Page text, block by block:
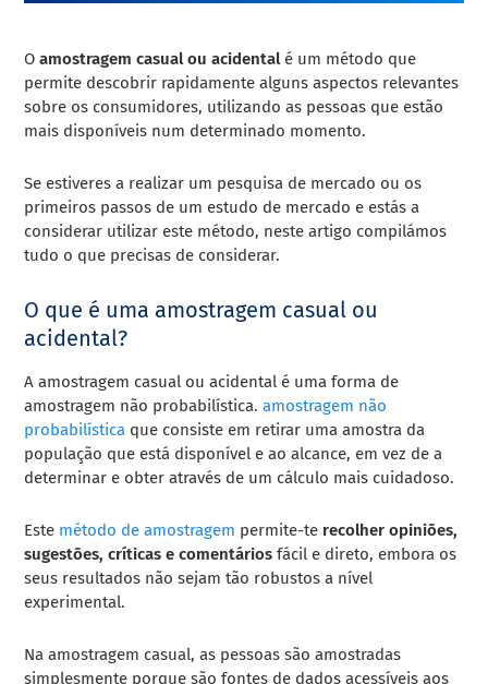
Oamostragem casual ou acidentalé um método que
permite descobrir rapidamente alguns aspectos relevantes
sobre os consumidores, utilizando as pessoas que estão
mais disponíveis num determinado momento.
Se estiveres a realizar um pesquisa de mercado ou os
primeiros passos de um estudo de mercado e estás a
considerar utilizar este método, neste artigo compilámos
tudo o que precisas de considerar.
O que é uma amostragem casual ou
acidental?
A amostragem casual ou acidental é uma forma de
amostragem não probabilística.amostragem não
probabilística que consiste em retirar uma amostra da
população que está disponível e ao alcance, em vez de a
determinar e obter através de um cálculo mais cuidadoso.
Este método de amostragem permite-te recolher opiniões,
sugestões, críticas e comentáriosfácil e direto, embora os
seus resultados não sejam tão robustos a nível
experimental.
Na amostragem casual, as pessoas são amostradas
simplesmente porque são fontes de dados acessíveis aos